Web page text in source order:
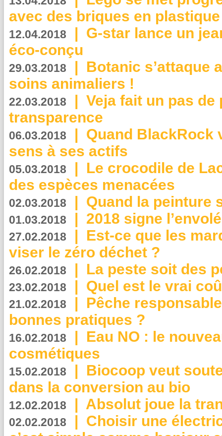
avec des briques en
12.04.2018 | G-star lance un
éco-conçu
29.03.2018 | Botanic s’attaque
soins animaliers !
22.03.2018 | Veja fait un pas de
transparence
06.03.2018 | Quand BlackRock
sens à ses actifs
05.03.2018 | Le crocodile de
des espèces menacées
02.03.2018 | Quand la peinture
01.03.2018 | 2018 signe
27.02.2018 | Est-ce que les
viser le zéro déchet ?
26.02.2018 | La peste soit des
23.02.2018 | Quel est le vrai
21.02.2018 | Pêche
bonnes pratiques ?
16.02.2018 | Eau NO : le
cosmétiques
15.02.2018 | Biocoop veut
dans la conversion au bio
12.02.2018 | Absolut joue la
02.02.2018 | Choisir une